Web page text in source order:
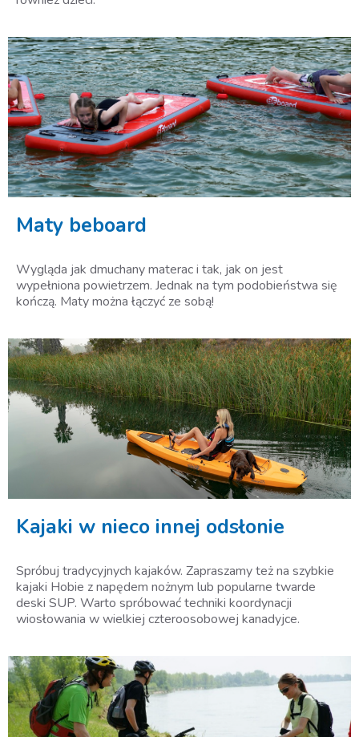
Maty beboard
Wygląda jak dmuchany materac i tak, jak on jest
wypełniona powietrzem. Jednak na tym podobieństwa się
kończą. Maty można łączyć ze sobą!
Kajaki w nieco innej odsłonie
Spróbuj tradycyjnych kajaków. Zapraszamy też na szybkie
kajaki Hobie z napędem nożnym lub popularne twarde
deski SUP. Warto spróbować techniki koordynacji
wiosłowania w wielkiej czteroosobowej kanadyjce.